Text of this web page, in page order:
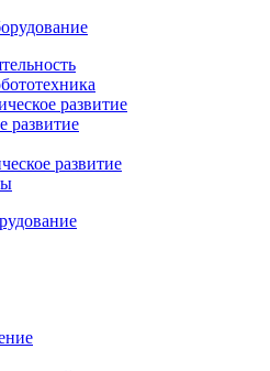
развитие
развитие
развитие